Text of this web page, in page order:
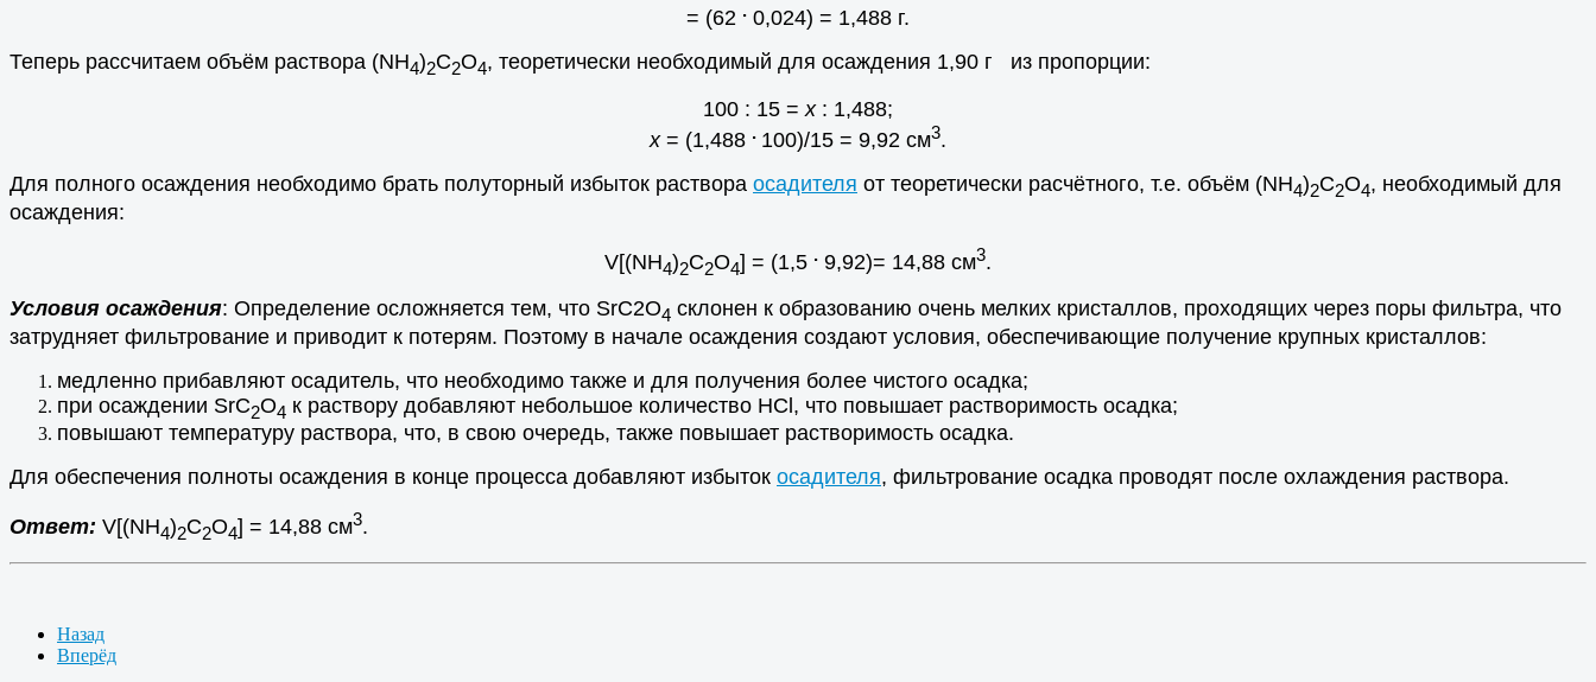
= (62 . 0,024) = 1,488 г.
Теперь рассчитаем объём раствора (NH4)2C2O4, теоретически необходимый для осаждения 1,90 г из пропорции:
100 : 15 =х: 1,488;
х= (1,488 . 100)/15 = 9,92 см3.
Для полного осаждения необходимо брать полуторный избыток раствора осадителя от теоретически расчётного, т.е. объём (NH4)2C2O4, необходимый для
осаждения:
V[(NH4)2C2O4] = (1,5 . 9,92)= 14,88 см3.
Условия осаждения: Определение осложняется тем, что SrC2O4 склонен к образованию очень мелких кристаллов, проходящих через поры фильтра, что
затрудняет фильтрование и приводит к потерям. Поэтому в начале осаждения создают условия, обеспечивающие получение крупных кристаллов:
медленно прибавляют осадитель, что необходимо также и для получения более чистого осадка;
при осаждении SrC2O4 к раствору добавляют небольшое количество НСl, что повышает растворимость осадка;
повышают температуру раствора, что, в свою очередь, также повышает растворимость осадка.
Для обеспечения полноты осаждения в конце процесса добавляют избыток осадителя, фильтрование осадка проводят после охлаждения раствора.
Ответ: V[(NH4)2C2O4] = 14,88 см3.
Назад
Вперёд